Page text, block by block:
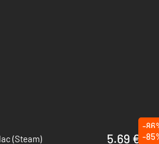
Kessel. Erhitze die Kohlen. Koche
meistern!
(Steam)
5.69 €
-
-